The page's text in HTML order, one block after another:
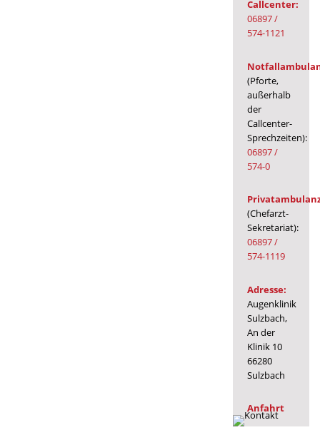
Callcenter:
06897 /
574-1121
(Pforte,
außerhalb
der
Callcenter-
Sprechzeiten):
06897 /
574-0
(Chefarzt-
Sekretariat):
06897 /
574-1119
Adresse:
Augenklinik
Sulzbach,
An der
Klinik 10
66280
Sulzbach
Anfahrt